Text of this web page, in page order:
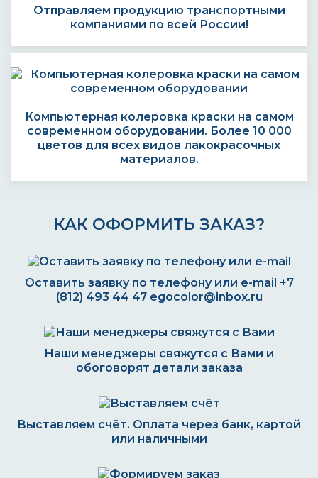
Отправляем продукцию транспортными
компаниями по всей России!
Компьютерная колеровка краски на самом
современном оборудовании. Более 10 000
цветов для всех видов лакокрасочных
материалов.
КАК ОФОРМИТЬ ЗАКАЗ?
Оставить заявку по телефону или e-mail +7
(812) 493 44 47 egocolor@inbox.ru
Наши менеджеры свяжутся с Вами и
обоговорят детали заказа
Выставляем счёт. Оплата через банк, картой
или наличными